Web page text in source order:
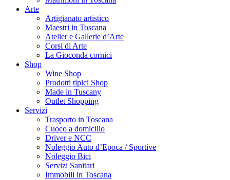
Arte
Artigianato artistico
Maestri in Toscana
Atelier e Gallerie d’Arte
Corsi di Arte
La Gioconda cornici
Shop
Wine Shop
Prodotti tipici Shop
Made in Tuscany
Outlet Shopping
Servizi
Trasporto in Toscana
Cuoco a domicilio
Driver e NCC
Noleggio Auto d’Epoca / Sportive
Noleggio Bici
Servizi Sanitari
Immobili in Toscana